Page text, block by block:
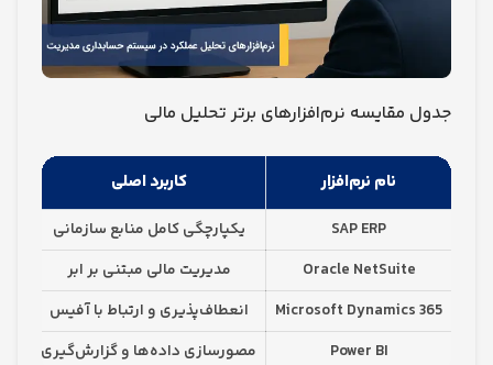
نرم‌افزارهای برتر تحلیل مالی
کاربرد اصلی
یکپارچگی کامل منابع سازمانی
سازمان‌های
Oracle NetSuite
مدیریت مالی مبتنی بر ابر
شرکت‌های
Microsoft Dynamics
انعطاف‌پذیری و ارتباط با آفیس
طیف وسیعی
مصورسازی داده‌ها و گزارش‌گیری تحلیلگران